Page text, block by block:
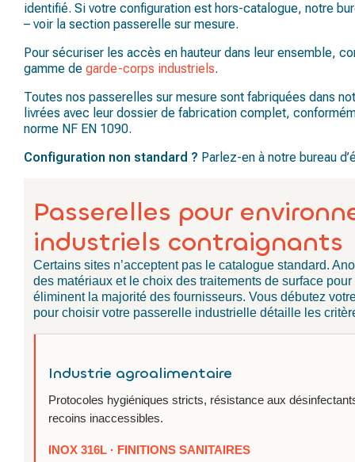
identifié. Si votre configuration est hors-catalogue, notre
– voir la section passerelle sur mesure.
Pour sécuriser les accès en hauteur dans leur ensemble,
gamme de garde-corps industriels.
Toutes nos passerelles sur mesure sont fabriquées dans
livrées avec leur dossier de fabrication complet,
norme NF EN 1090.
Configuration non standard ? Parlez-en à notre bureau
Passerelles pour
industriels contraignants
Certains sites n’acceptent pas le catalogue standard.
des matériaux et le choix des traitements de surface
éliminent la majorité des fournisseurs. Vous débutez
pour choisir votre passerelle industrielle détaille les
Industrie agroalimentaire
Protocoles hygiéniques stricts, résistance aux
recoins inaccessibles.
INOX 316L · FINITIONS SANITAIRES